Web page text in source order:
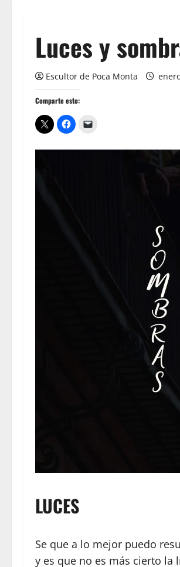
Luces y
Escultor de Poca Monta
Comparte esto:
LUCES
Se que a lo mejor puedo
y es que no es más cierto la